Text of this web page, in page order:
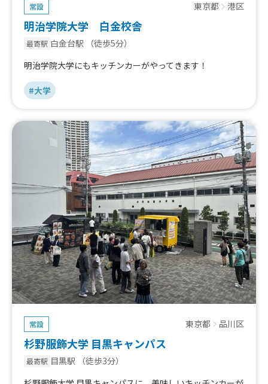
常設 東京都 港区
明治学院大学 白金校舎
最寄駅 白金台駅
（徒歩5分）
明治学院大学にもキッチンカーがやってきます！
#大学
常設 東京都 品川区
杉野服飾大学 目黒キャンパス
最寄駅 目黒駅
（徒歩3分）